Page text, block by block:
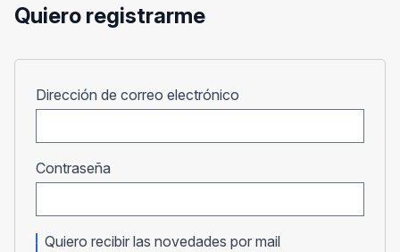
Quiero registrarme
Dirección de correo electrónico
Contraseña
Quiero recibir las novedades por mail